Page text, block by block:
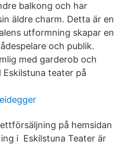
balkong och har
äldre charm. Detta är en
utformning skapar en
och publik.
med garderob och
teater på
på hemsidan
i Eskilstuna Teater är